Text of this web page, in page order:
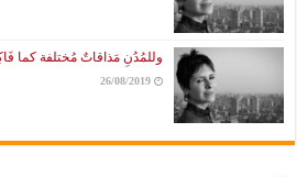
وللمُدُنِ مَذاقاتٌ مُختلفة كما
26/08/2019